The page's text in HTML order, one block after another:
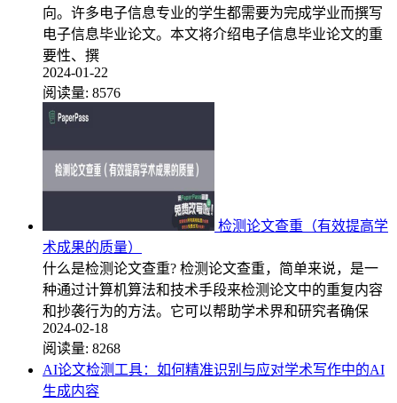
向。许多电子信息专业的学生都需要为完成学业而撰写
电子信息毕业论文。本文将介绍电子信息毕业论文的重
要性、撰
2024-01-22
阅读量: 8576
检测论文查重（有效提高学
术成果的质量）
什么是检测论文查重? 检测论文查重，简单来说，是一
种通过计算机算法和技术手段来检测论文中的重复内容
和抄袭行为的方法。它可以帮助学术界和研究者确保
2024-02-18
阅读量: 8268
AI论文检测工具：如何精准识别与应对学术写作中的AI
生成内容